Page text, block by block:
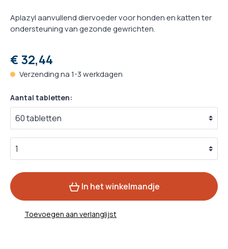
Aplazyl aanvullend diervoeder voor honden en katten ter
ondersteuning van gezonde gewrichten.
€ 32,44
Verzending na 1-3 werkdagen
Aantal tabletten:
In het winkelmandje
Toevoegen aan verlanglijst